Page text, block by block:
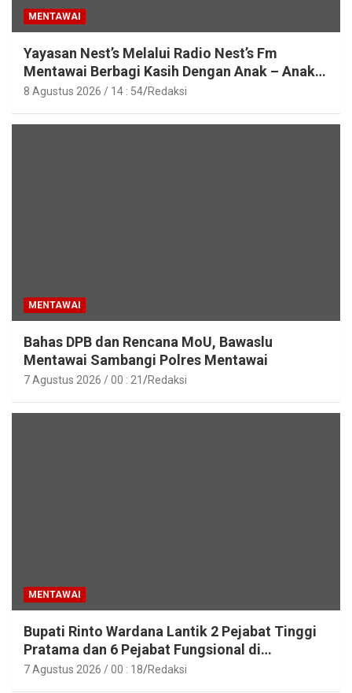
MENTAWAI
Yayasan Nest’s Melalui Radio Nest’s Fm
Mentawai Berbagi Kasih Dengan Anak – Anak
Asrama SMAN 2 Sipora
8 Agustus 2026 / 14 : 54 Redaksi
MENTAWAI
Bahas DPB dan Rencana MoU, Bawaslu
Mentawai Sambangi Polres Mentawai
7 Agustus 2026 / 00 : 21 Redaksi
MENTAWAI
Bupati Rinto Wardana Lantik 2 Pejabat Tinggi
Pratama dan 6 Pejabat Fungsional di
Lingkungan Pemkab Kepulauan Mentawai
7 Agustus 2026 / 00 : 18 Redaksi